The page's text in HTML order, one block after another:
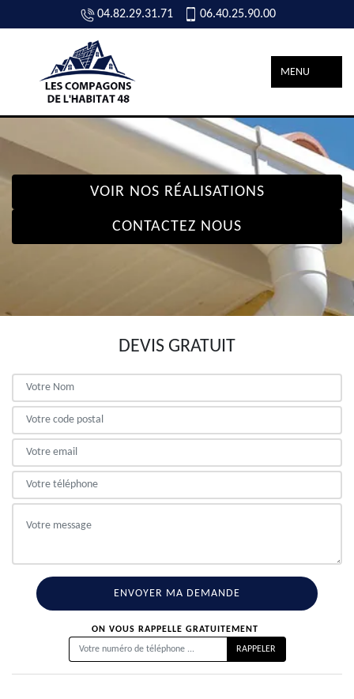
04.82.29.31.71 06.40.25.90.00
MENU
VOIR NOS RÉALISATIONS
CONTACTEZ NOUS
DEVIS GRATUIT
ON VOUS RAPPELLE GRATUITEMENT